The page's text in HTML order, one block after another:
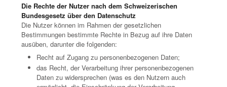
Die Rechte der Nutzer nach dem Schweizerischen
Bundesgesetz über den Datenschutz
Die Nutzer können im Rahmen der gesetzlichen
Bestimmungen bestimmte Rechte in Bezug auf ihre Daten
ausüben, darunter die folgenden:
Recht auf Zugang zu personenbezogenen Daten;
das Recht, der Verarbeitung ihrer personenbezogenen
Daten zu widersprechen (was es den Nutzern auch